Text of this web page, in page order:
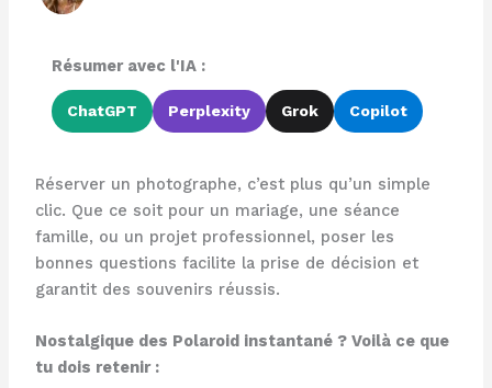
Résumer avec l'IA :
ChatGPT Perplexity Grok Copilot
Réserver un photographe, c’est plus qu’un simple
clic. Que ce soit pour un mariage, une séance
famille, ou un projet professionnel, poser les
bonnes questions facilite la prise de décision et
garantit des souvenirs réussis.
Nostalgique des Polaroid instantané ? Voilà ce que
tu dois retenir :